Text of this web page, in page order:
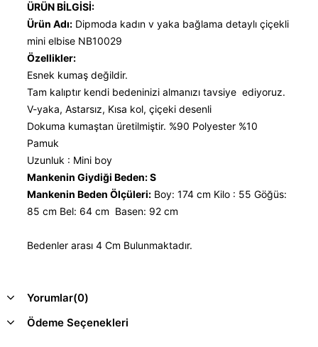
ÜRÜN BİLGİSİ:
Ürün Adı: Dipmoda kadın v yaka bağlama detaylı çiçekli
mini elbise NB10029
Özellikler:
Esnek kumaş değildir.
Tam kalıptır kendi bedeninizi almanızı tavsiye ediyoruz.
V-yaka, Astarsız, Kısa kol, çiçeki desenli
Dokuma kumaştan üretilmiştir. %90 Polyester %10
Pamuk
Uzunluk : Mini boy
Mankenin Giydiği Beden: S
Mankenin Beden Ölçüleri: Boy: 174 cm Kilo : 55 Göğüs:
85 cm Bel: 64 cm Basen: 92 cm
Bedenler arası 4 Cm Bulunmaktadır.
Yorumlar(0)
Ödeme Seçenekleri